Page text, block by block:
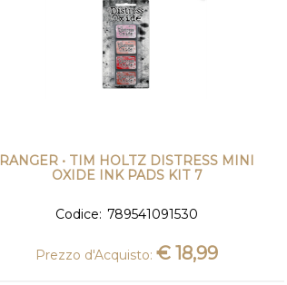
RANGER • TIM HOLTZ DISTRESS MINI
OXIDE INK PADS KIT 7
Codice: 789541091530
Prezzo d'Acquisto: € 18,99